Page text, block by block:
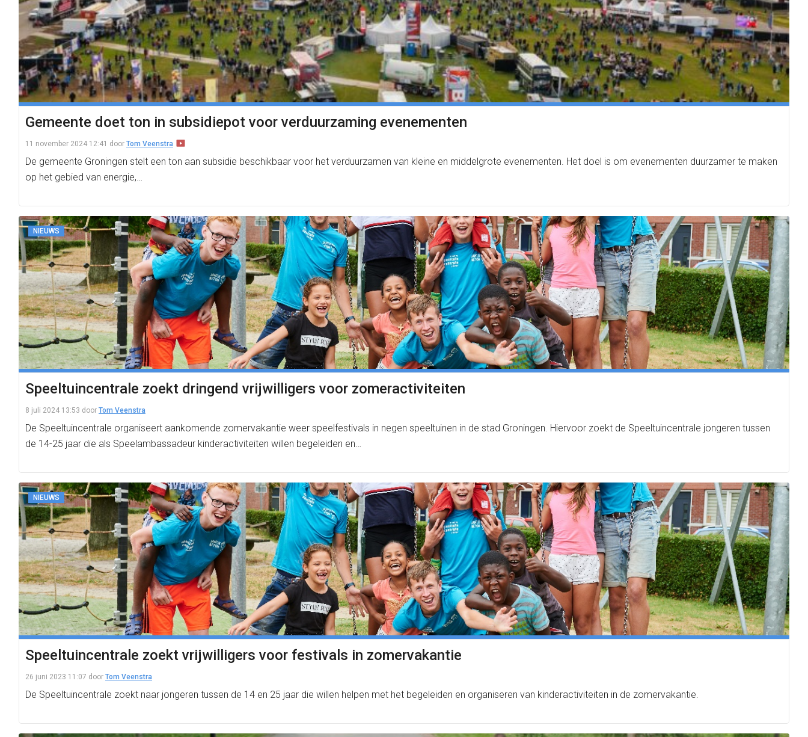
Gemeente doet ton in subsidiepot voor verduurzaming evenementen
11 november 2024 12:41 door Tom Veenstra
De gemeente Groningen stelt een ton aan subsidie beschikbaar voor het verduurzamen van kleine en middelgrote evenementen. Het doel is om evenementen duurzamer te maken
op het gebied van energie,…
NIEUWS
Speeltuincentrale zoekt dringend vrijwilligers voor zomeractiviteiten
8 juli 2024 13:53 door Tom Veenstra
De Speeltuincentrale organiseert aankomende zomervakantie weer speelfestivals in negen speeltuinen in de stad Groningen. Hiervoor zoekt de Speeltuincentrale jongeren tussen
de 14-25 jaar die als Speelambassadeur kinderactiviteiten willen begeleiden en…
NIEUWS
Speeltuincentrale zoekt vrijwilligers voor festivals in zomervakantie
26 juni 2023 11:07 door Tom Veenstra
De Speeltuincentrale zoekt naar jongeren tussen de 14 en 25 jaar die willen helpen met het begeleiden en organiseren van kinderactiviteiten in de zomervakantie.